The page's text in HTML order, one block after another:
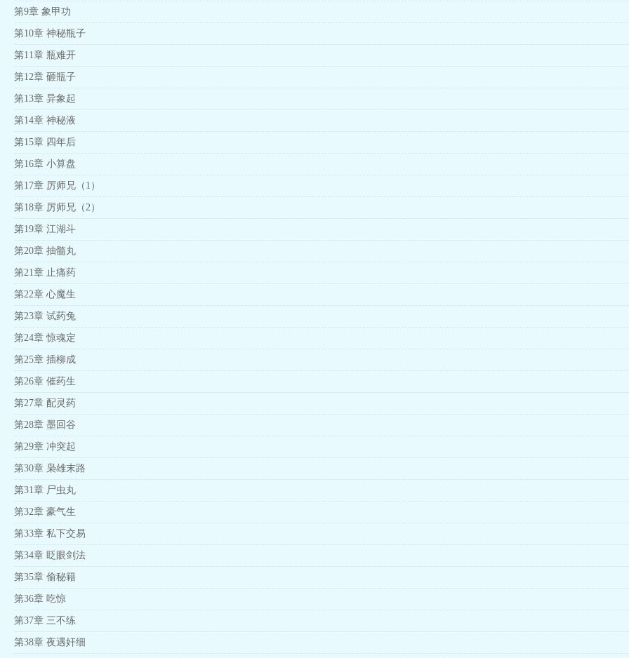
第9章 象甲功
第10章 神秘瓶子
第11章 瓶难开
第12章 砸瓶子
第13章 异象起
第14章 神秘液
第15章 四年后
第16章 小算盘
第17章 厉师兄（1）
第18章 厉师兄（2）
第19章 江湖斗
第20章 抽髓丸
第21章 止痛药
第22章 心魔生
第23章 试药兔
第24章 惊魂定
第25章 插柳成
第26章 催药生
第27章 配灵药
第28章 墨回谷
第29章 冲突起
第30章 枭雄末路
第31章 尸虫丸
第32章 豪气生
第33章 私下交易
第34章 眨眼剑法
第35章 偷秘籍
第36章 吃惊
第37章 三不练
第38章 夜遇奸细